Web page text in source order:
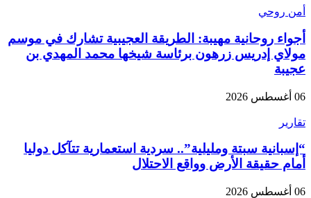
أمن روحي
أجواء روحانية مهيبة: الطريقة العجيبية تشارك في موسم
مولاي إدريس زرهون برئاسة شيخها محمد المهدي بن
عجيبة
06 أغسطس 2026
تقارير
“إسبانية سبتة ومليلية”.. سردية استعمارية تتآكل دوليا
أمام حقيقة الأرض وواقع الاحتلال
06 أغسطس 2026